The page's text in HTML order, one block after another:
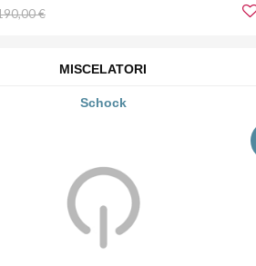
€
MISCELATORI
Schock